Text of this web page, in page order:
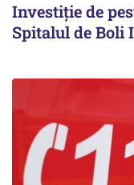
Investiție de
Spitalul de Boli